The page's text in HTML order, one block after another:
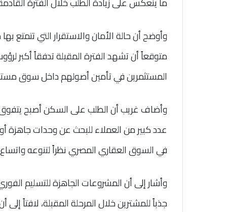
وأوضح أن حالة الأمان والاستقرار التي تتمتع
متوقعاً أن تشهد الفترة المقبلة تدفقاً أكبر
المستثمرين في تأمين أصولهم داخل سوق
وأضاف غريب أن الطلب على السكن أصبح يتفوق
عدد كبير من العملاء للبحث عن وحدات جاهزة
في السوق العقاري المصري نظراً لتنوعه
وأشار إلى أن المشروعات الجاهزة للتسليم
جذباً للمشترين خلال المرحلة المقبلة، لافتاً